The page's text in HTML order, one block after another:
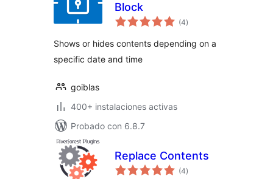
Block
(4total
de
)
Shows or hides contents depending on a
specific date and time
goiblas
400+ instalaciones activas
Probado con 6.8.7
Replace Contents
(4total
de
)